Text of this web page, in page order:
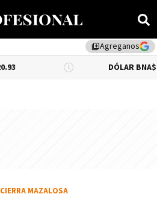
library_addAgreganos
DÓLAR BNA $1,520.00
CIERRA MAZALOSA